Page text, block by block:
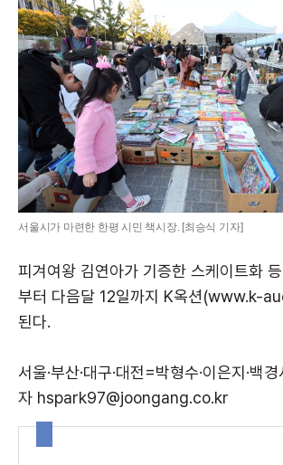
서울시가 마련한 한평 시민 책시장. [최승식 기자]
피겨여왕 김연아가 기증한 스케이트화
부터 다음달 12일까지 K옥션(www.k-
된다.
서울·부산·대구·대전=박형수·이은지·백경
자 hspark97@joongang.co.kr